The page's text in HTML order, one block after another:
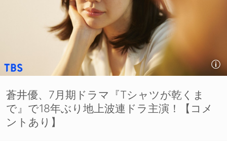
蒼井優、7月期ドラマ『Tシャツが乾くま
で』で18年ぶり地上波連ドラ主演！【コメ
ントあり】